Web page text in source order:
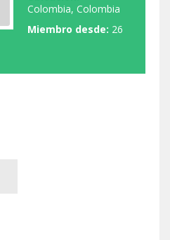
Colombia, Colombia
Miembro desde: 26